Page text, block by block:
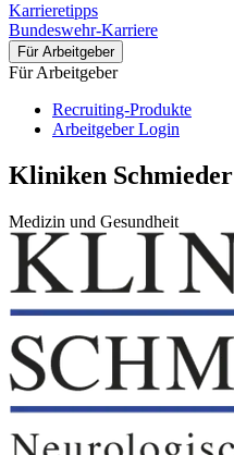
Karrieretipps
Bundeswehr-Karriere
Für Arbeitgeber
Für Arbeitgeber
Recruiting-Produkte
Arbeitgeber Login
Kliniken Schmieder
Medizin und Gesundheit